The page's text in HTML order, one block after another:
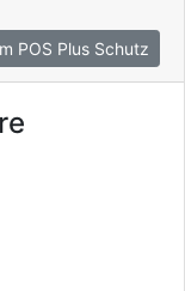
POS Plus Schutz